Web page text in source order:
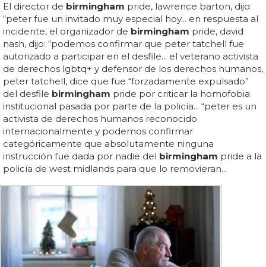
El director de birmingham pride, lawrence barton, dijo:
“peter fue un invitado muy especial hoy... en respuesta al
incidente, el organizador de birmingham pride, david
nash, dijo: “podemos confirmar que peter tatchell fue
autorizado a participar en el desfile... el veterano activista
de derechos lgbtq+ y defensor de los derechos humanos,
peter tatchell, dice que fue “forzadamente expulsado”
del desfile birmingham pride por criticar la homofobia
institucional pasada por parte de la policía... “peter es un
activista de derechos humanos reconocido
internacionalmente y podemos confirmar
categóricamente que absolutamente ninguna
instrucción fue dada por nadie del birmingham pride a la
policía de west midlands para que lo removieran...